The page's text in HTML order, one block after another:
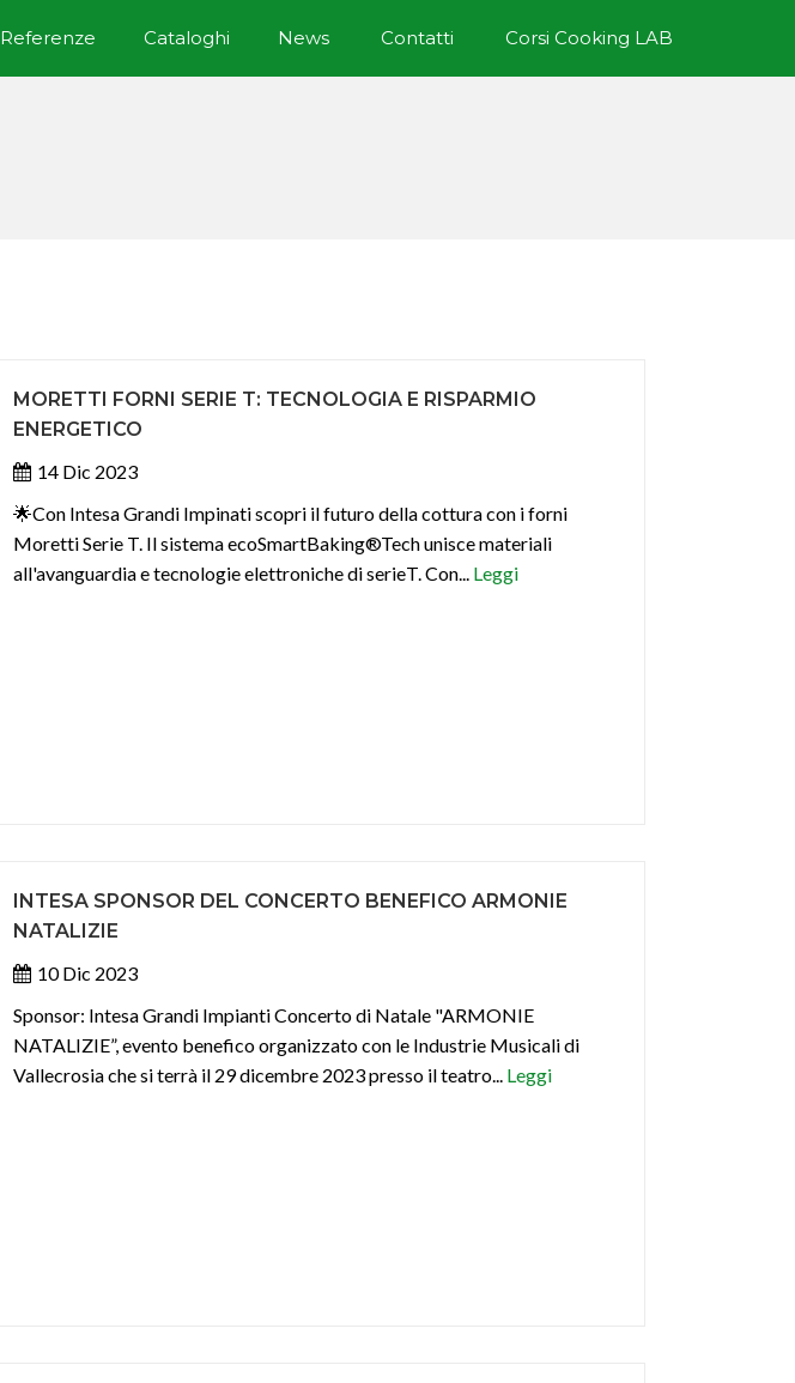
Referenze Cataloghi News Contatti Corsi Cooking LAB
MORETTI FORNI SERIE T: TECNOLOGIA E RISPARMIO
ENERGETICO
14 Dic 2023
🌟Con Intesa Grandi Impinati scopri il futuro della cottura con i forni
Moretti Serie T. Il sistema ecoSmartBaking®Tech unisce materiali
all'avanguardia e tecnologie elettroniche di serieT. Con... Leggi
INTESA SPONSOR DEL CONCERTO BENEFICO ARMONIE
NATALIZIE
10 Dic 2023
Sponsor: Intesa Grandi Impianti Concerto di Natale "ARMONIE
NATALIZIE”, evento benefico organizzato con le Industrie Musicali di
Vallecrosia che si terrà il 29 dicembre 2023 presso il teatro... Leggi